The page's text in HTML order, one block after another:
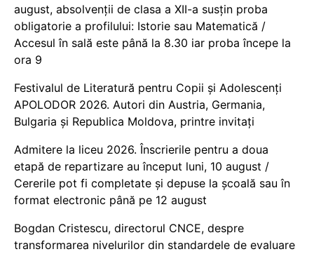
august, absolvenții de clasa a XII-a susțin proba
obligatorie a profilului: Istorie sau Matematică /
Accesul în sală este până la 8.30 iar proba începe la
ora 9
Festivalul de Literatură pentru Copii și Adolescenți
APOLODOR 2026. Autori din Austria, Germania,
Bulgaria și Republica Moldova, printre invitați
Admitere la liceu 2026. Înscrierile pentru a doua
etapă de repartizare au început luni, 10 august /
Cererile pot fi completate și depuse la școală sau în
format electronic până pe 12 august
Bogdan Cristescu, directorul CNCE, despre
transformarea nivelurilor din standardele de evaluare